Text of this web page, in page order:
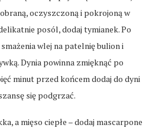
oczyszczoną i pokrojoną w
posól, dodaj tymianek. Po
wlej na patelnię bulion i
Dynia powinna zmięknąć po
minut przed końcem dodaj do dyni
się podgrzać.
a mięso ciepłe – dodaj mascarpone